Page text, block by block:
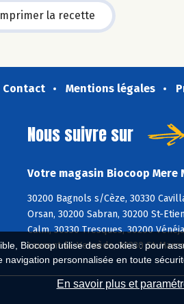
Biocoop utilise des cookies : pour
navigation personnalisée en toute
En savoir plus et
la recette
Contact Mentions légales
Nous suivre sur
Votre magasin Biocoop Mere
30200 Bagnols s/Cèze, 30330
Orsan, 30200 Sabran, 30200 St-
Calm, 30330 Tresques, 30200
Laurent-la-Vernède, 30330 St-